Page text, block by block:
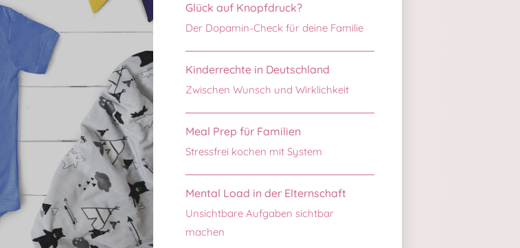
Glück auf Knopfdruck?
Der Dopamin-Check für deine Familie
Kinderrechte in Deutschland
Zwischen Wunsch und Wirklichkeit
Meal Prep für Familien
Stressfrei kochen mit System
Mental Load in der Elternschaft
Unsichtbare Aufgaben sichtbar
machen